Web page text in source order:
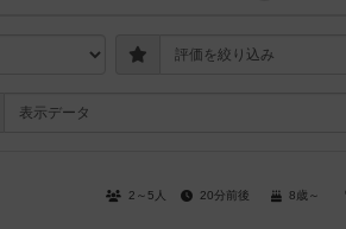
2～5人 20分前後 8歳～